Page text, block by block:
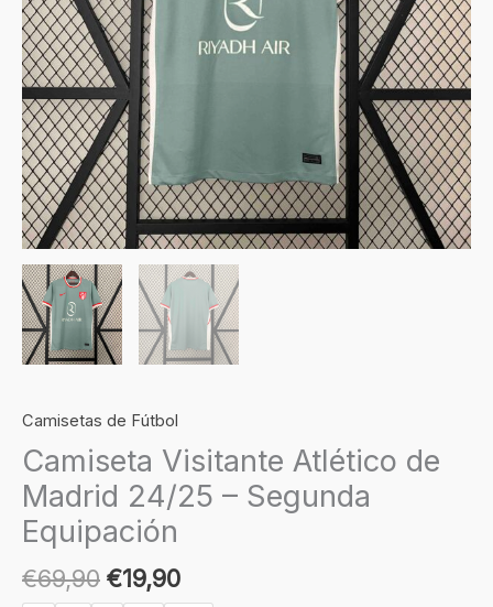
Camisetas de Fútbol
Camiseta Visitante Atlético de
Madrid 24/25 – Segunda
Equipación
€69,90 €19,90
Equipación
cantidad